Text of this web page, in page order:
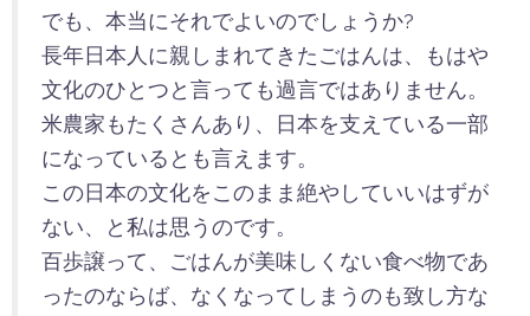
でも、本当にそれでよいのでしょうか?
長年日本人に親しまれてきたごはんは、もはや
文化のひとつと言っても過言ではありません。
米農家もたくさんあり、日本を支えている一部
になっているとも言えます。
この日本の文化をこのまま絶やしていいはずが
ない、と私は思うのです。
百歩譲って、ごはんが美味しくない食べ物であ
ったのならば、なくなってしまうのも致し方な